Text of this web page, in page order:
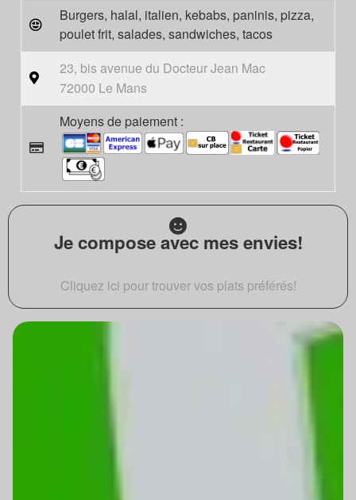
Burgers, halal, italien, kebabs, paninis, pizza,
poulet frit, salades, sandwiches, tacos
23, bis avenue du Docteur Jean Mac
72000 Le Mans
Moyens de paiement :
Je compose avec mes envies!
Cliquez ici pour trouver vos plats préférés!